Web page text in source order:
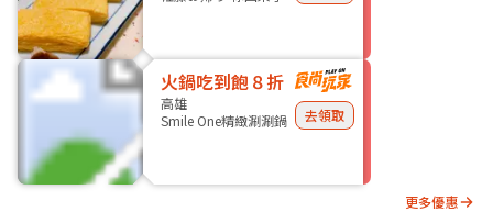
火鍋吃到飽８折
高雄
Smile One精緻涮涮鍋
去領取
更多優惠